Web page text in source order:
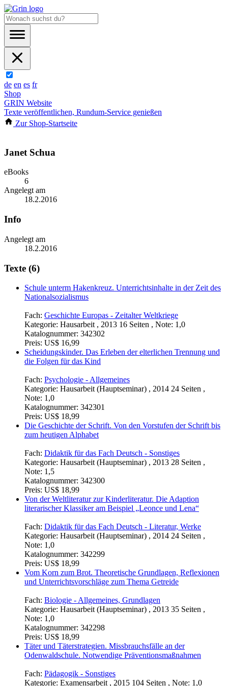
de en es fr
Shop
GRIN Website
Texte veröffentlichen, Rundum-Service genießen
Zur Shop-Startseite
Janet Schua
eBooks
6
Angelegt am
18.2.2016
Info
Angelegt am
18.2.2016
Texte (6)
Schule unterm Hakenkreuz. Unterrichtsinhalte in der Zeit des
Nationalsozialismus
Fach: Geschichte Europas - Zeitalter Weltkriege
Kategorie: Hausarbeit , 2013 16 Seiten , Note: 1,0
Katalognummer: 342302
Preis: US$ 16,99
Scheidungskinder. Das Erleben der elterlichen Trennung und
die Folgen für das Kind
Fach: Psychologie - Allgemeines
Kategorie: Hausarbeit (Hauptseminar) , 2014 24 Seiten ,
Note: 1,0
Katalognummer: 342301
Preis: US$ 18,99
Die Geschichte der Schrift. Von den Vorstufen der Schrift bis
zum heutigen Alphabet
Fach: Didaktik für das Fach Deutsch - Sonstiges
Kategorie: Hausarbeit (Hauptseminar) , 2013 28 Seiten ,
Note: 1,5
Katalognummer: 342300
Preis: US$ 18,99
Von der Weltliteratur zur Kinderliteratur. Die Adaption
literarischer Klassiker am Beispiel „Leonce und Lena“
Fach: Didaktik für das Fach Deutsch - Literatur, Werke
Kategorie: Hausarbeit (Hauptseminar) , 2014 24 Seiten ,
Note: 1,0
Katalognummer: 342299
Preis: US$ 18,99
Vom Korn zum Brot. Theoretische Grundlagen, Reflexionen
und Unterrichtsvorschläge zum Thema Getreide
Fach: Biologie - Allgemeines, Grundlagen
Kategorie: Hausarbeit (Hauptseminar) , 2013 35 Seiten ,
Note: 1,0
Katalognummer: 342298
Preis: US$ 18,99
Täter und Täterstrategien. Missbrauchsfälle an der
Odenwaldschule. Notwendige Präventionsmaßnahmen
Fach: Pädagogik - Sonstiges
Kategorie: Examensarbeit , 2015 104 Seiten , Note: 1,0